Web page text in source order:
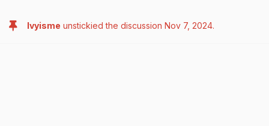
Ivyisme unstickied the discussion Nov 7, 2024.